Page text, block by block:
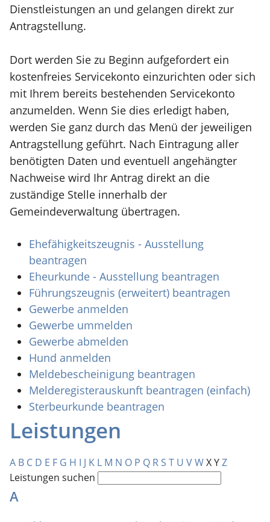
Dienstleistungen an und gelangen direkt zur
Antragstellung.
Dort werden Sie zu Beginn aufgefordert ein
kostenfreies Servicekonto einzurichten oder sich
mit Ihrem bereits bestehenden Servicekonto
anzumelden. Wenn Sie dies erledigt haben,
werden Sie ganz durch das Menü der jeweiligen
Antragstellung geführt. Nach Eintragung aller
benötigten Daten und eventuell angehängter
Nachweise wird Ihr Antrag direkt an die
zuständige Stelle innerhalb der
Gemeindeverwaltung übertragen.
Ehefähigkeitszeugnis - Ausstellung
beantragen
Eheurkunde - Ausstellung beantragen
Führungszeugnis (erweitert) beantragen
Gewerbe anmelden
Gewerbe ummelden
Gewerbe abmelden
Hund anmelden
Meldebescheinigung beantragen
Melderegisterauskunft beantragen (einfach)
Sterbeurkunde beantragen
Leistungen
A B C D E F G H I J K L M N O P Q R S T U VWXYZ
Leistungen suchen
A